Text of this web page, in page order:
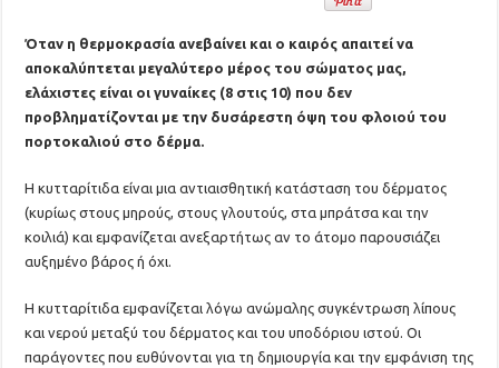
Όταν η θερμοκρασία ανεβαίνει και ο καιρός απαιτεί να
αποκαλύπτεται μεγαλύτερο μέρος του σώματος μας,
ελάχιστες είναι οι γυναίκες (8 στις 10) που δεν
προβληματίζονται με την δυσάρεστη όψη του φλοιού του
πορτοκαλιού στο δέρμα.
Η κυτταρίτιδα είναι μια αντιαισθητική κατάσταση του δέρματος
(κυρίως στους μηρούς, στους γλουτούς, στα μπράτσα και την
κοιλιά) και εμφανίζεται ανεξαρτήτως αν το άτομο παρουσιάζει
αυξημένο βάρος ή όχι.
Η κυτταρίτιδα εμφανίζεται λόγω ανώμαλης συγκέντρωση λίπους
και νερού μεταξύ του δέρματος και του υποδόριου ιστού. Οι
παράγοντες που ευθύνονται για τη δημιουργία και την εμφάνιση της